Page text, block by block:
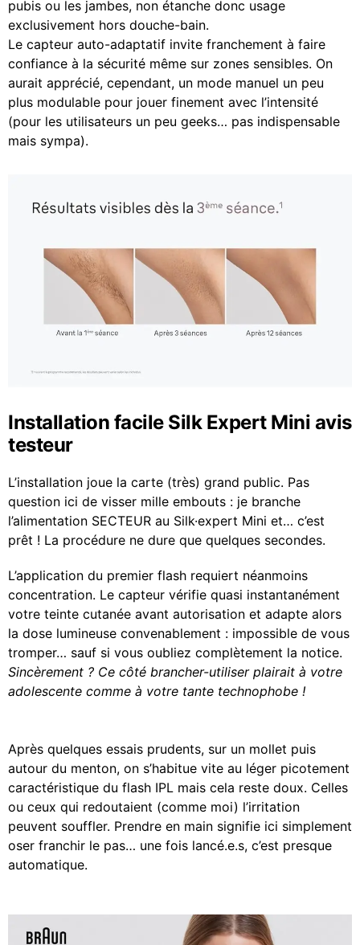
pubis ou les jambes, non étanche donc usage
exclusivement hors douche-bain.
Le capteur auto-adaptatif invite franchement à faire
confiance à la sécurité même sur zones sensibles. On
aurait apprécié, cependant, un mode manuel un peu
plus modulable pour jouer finement avec l’intensité
(pour les utilisateurs un peu geeks… pas indispensable
mais sympa).
Installation facile Silk Expert Mini avis
testeur
L’installation joue la carte (très) grand public. Pas
question ici de visser mille embouts : je branche
l’alimentation SECTEUR au Silk·expert Mini et… c’est
prêt ! La procédure ne dure que quelques secondes.
L’application du premier flash requiert néanmoins
concentration. Le capteur vérifie quasi instantanément
votre teinte cutanée avant autorisation et adapte alors
la dose lumineuse convenablement : impossible de vous
tromper… sauf si vous oubliez complètement la notice.
Sincèrement ? Ce côté brancher-utiliser plairait à votre
adolescente comme à votre tante technophobe !
Après quelques essais prudents, sur un mollet puis
autour du menton, on s’habitue vite au léger picotement
caractéristique du flash IPL mais cela reste doux. Celles
ou ceux qui redoutaient (comme moi) l’irritation
peuvent souffler. Prendre en main signifie ici simplement
oser franchir le pas… une fois lancé.e.s, c’est presque
automatique.